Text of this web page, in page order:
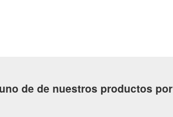
de de nuestros productos por